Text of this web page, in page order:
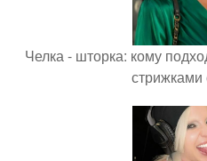
Челка - шторка: кому
стрижками